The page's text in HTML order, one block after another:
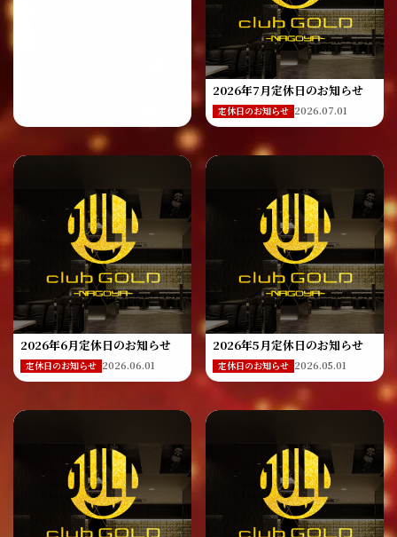
2026年7月定休日のお知らせ
定休日のお知らせ 2026.07.01
2026年6月定休日のお知らせ
定休日のお知らせ 2026.06.01
2026年5月定休日のお知らせ
定休日のお知らせ 2026.05.01